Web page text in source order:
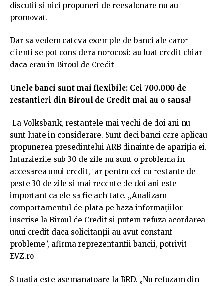
discutii si nici propuneri de reesalonare nu au
promovat.
Dar sa vedem cateva exemple de banci ale caror
clienti se pot considera norocosi: au luat credit chiar
daca erau in Biroul de Credit
Unele banci sunt mai flexibile: Cei 700.000 de
restantieri din Biroul de Credit mai au o sansa!
La Volksbank, restantele mai vechi de doi ani nu
sunt luate in considerare. Sunt deci banci care aplicau
propunerea presedintelui ARB dinainte de apariţia ei.
Intarzierile sub 30 de zile nu sunt o problema in
accesarea unui credit, iar pentru cei cu restante de
peste 30 de zile si mai recente de doi ani este
important ca ele sa fie achitate. „Analizam
comportamentul de plata pe baza informaţiilor
inscrise la Biroul de Credit si putem refuza acordarea
unui credit daca solicitanţii au avut constant
probleme”, afirma reprezentantii bancii, potrivit
EVZ.ro
Situatia este asemanatoare la BRD. „Nu refuzam din